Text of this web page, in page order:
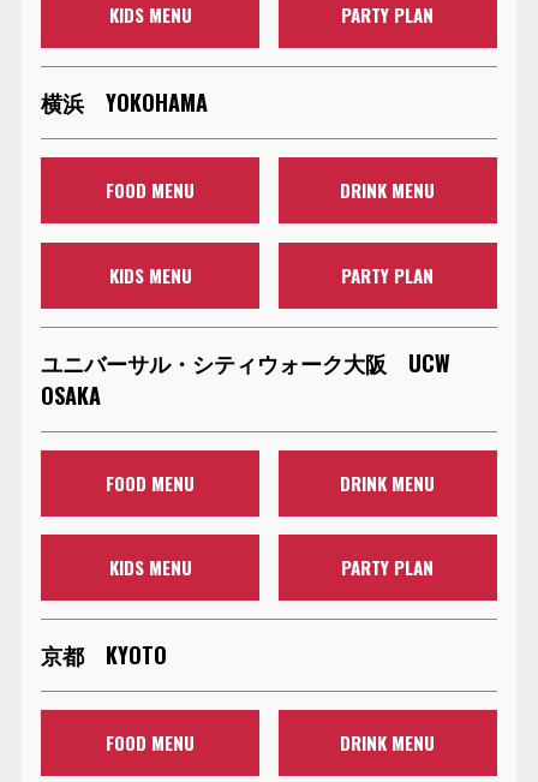
KIDS MENU PARTY PLAN
横浜 YOKOHAMA
FOOD MENU DRINK MENU
KIDS MENU PARTY PLAN
ユニバーサル・シティウォーク大阪 UCW
OSAKA
FOOD MENU DRINK MENU
KIDS MENU PARTY PLAN
京都 KYOTO
FOOD MENU DRINK MENU